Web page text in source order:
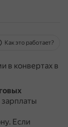
Как это работает?
в конвертах в
Если